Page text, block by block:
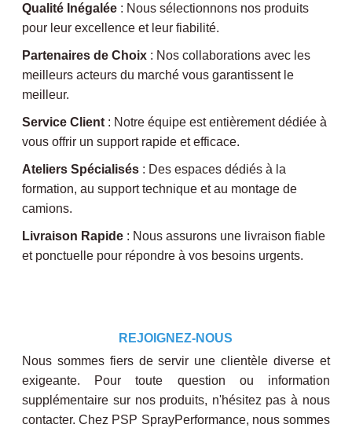
Qualité Inégalée : Nous sélectionnons nos produits
pour leur excellence et leur fiabilité.
Partenaires de Choix : Nos collaborations avec les
meilleurs acteurs du marché vous garantissent le
meilleur.
Service Client : Notre équipe est entièrement dédiée à
vous offrir un support rapide et efficace.
Ateliers Spécialisés : Des espaces dédiés à la
formation, au support technique et au montage de
camions.
Livraison Rapide : Nous assurons une livraison fiable
et ponctuelle pour répondre à vos besoins urgents.
REJOIGNEZ-NOUS
Nous sommes fiers de servir une clientèle diverse et
exigeante. Pour toute question ou information
supplémentaire sur nos produits, n'hésitez pas à nous
contacter. Chez PSP SprayPerformance, nous sommes